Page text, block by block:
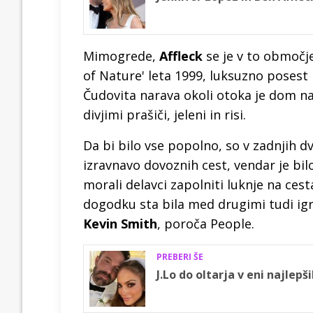
Mimogrede, Affleck se je v to
of Nature' leta 1999, luksuzno
Čudovita narava okoli otoka je dom
divjimi prašiči, jeleni in risi.
Da bi bilo vse popolno, so v zadnjih
izravnavo dovoznih cest, vendar je
morali delavci zapolniti luknje na
dogodku sta bila med drugimi tudi
Kevin Smith, poroča People.
PREBERI ŠE
J.Lo do oltarja v eni